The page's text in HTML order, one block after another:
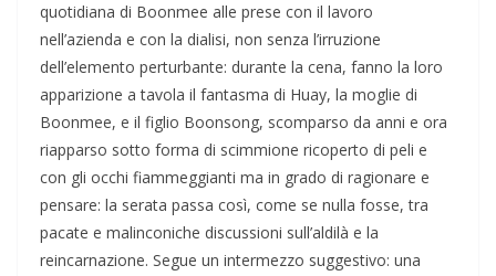
quotidiana di Boonmee alle prese con il lavoro
nell’azienda e con la dialisi, non senza l’irruzione
dell’elemento perturbante: durante la cena, fanno la loro
apparizione a tavola il fantasma di Huay, la moglie di
Boonmee, e il figlio Boonsong, scomparso da anni e ora
riapparso sotto forma di scimmione ricoperto di peli e
con gli occhi fiammeggianti ma in grado di ragionare e
pensare: la serata passa così, come se nulla fosse, tra
pacate e malinconiche discussioni sull’aldilà e la
reincarnazione. Segue un intermezzo suggestivo: una